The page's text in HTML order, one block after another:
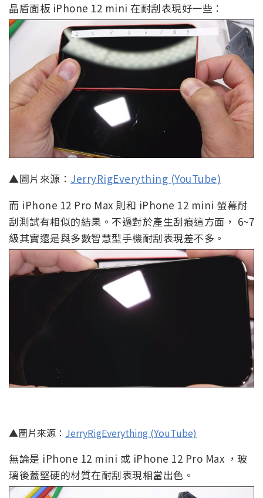
晶盾面板 iPhone 12 mini 在耐刮表現好一些：
▲圖片來源： JerryRigEverything (YouTube)
而 iPhone 12 Pro Max 則和 iPhone 12 mini 螢幕耐
刮測試有相似的結果。不過對於產生刮痕這方面， 6~7
級其實還是與多數智慧型手機耐刮表現差不多。
▲圖片來源： JerryRigEverything (YouTube)
無論是 iPhone 12 mini 或 iPhone 12 Pro Max ，玻
璃後蓋堅硬的材質在耐刮表現相當出色。